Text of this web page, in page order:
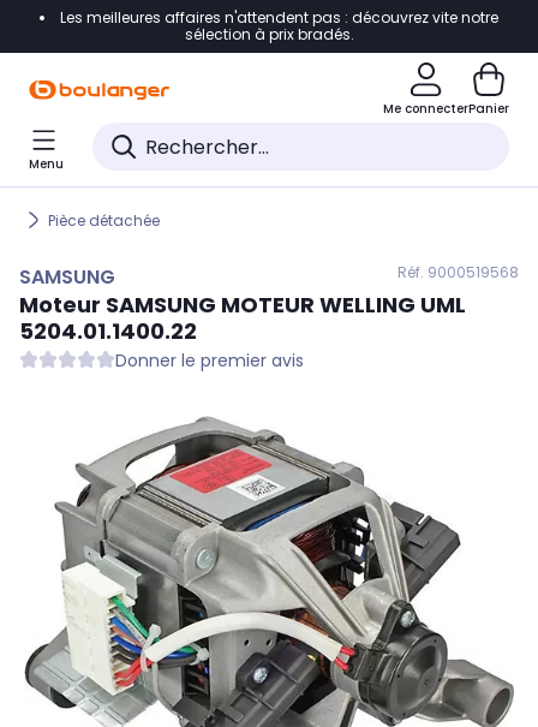
Accéder directement à la navigation
Accéder directement au pied de page
Accéder directement au chatbot
Les meilleures affaires n'attendent pas : découvrez vite notre
sélection à prix bradés.
Me connecterPanier
Menu
Pièce détachée
SAMSUNG Réf. 9000519568
Moteur SAMSUNG MOTEUR WELLING UML
5204.01.1400.22
Donner le premier avis